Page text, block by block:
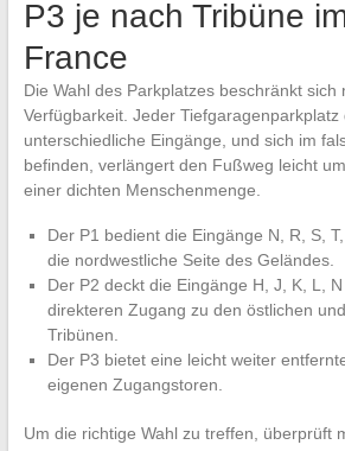
P3 je nach Tribüne
France
Die Wahl des Parkplatzes beschränkt sich
Verfügbarkeit. Jeder
unterschiedliche Eingänge, und sich im
befinden, verlängert den Fußweg leicht
einer dichten Menschenmenge.
Der P1 bedient die Eingänge N, R, S,
die nordwestliche Seite des Geländes.
Der P2 deckt die Eingänge H, J, K, L,
direkteren Zugang zu den östlichen
Tribünen.
Der P3 bietet eine leicht weiter
eigenen Zugangstoren.
Um die richtige Wahl zu treffen, überprüft